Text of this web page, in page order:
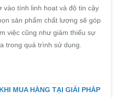
vào tính linh hoạt và độ tin cậy
sản phẩm chất lượng sẽ góp
việc cũng như giảm thiểu sự
trong quá trình sử dụng.
MUA HÀNG TẠI GIẢI PHÁP